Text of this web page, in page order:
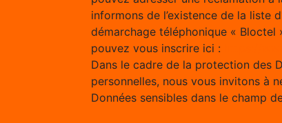
informons de l’existence de la liste
démarchage téléphonique « Bloctel
pouvez vous inscrire ici :
Dans le cadre de la protection des
personnelles, nous vous invitons à
Données sensibles dans le champ